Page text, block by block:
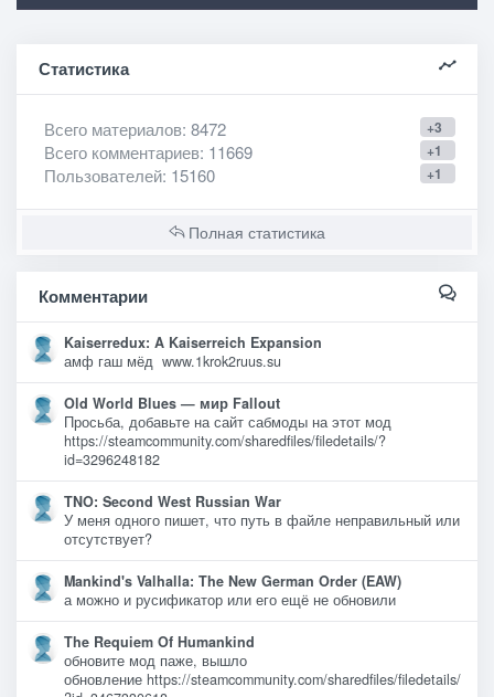
Статистика
+3
Всего материалов: 8472
+1
Всего комментариев: 11669
+1
Пользователей: 15160
Полная статистика
Комментарии
Kaiserredux: A Kaiserreich Expansion
амф гаш мёд www.1krok2ruus.su
Old World Blues — мир Fallout
Просьба, добавьте на сайт сабмоды на этот мод
https://steamcommunity.com/sharedfiles/filedetails/?
id=3296248182
TNO: Second West Russian War
У меня одного пишет, что путь в файле неправильный или
отсутствует?
Mankind's Valhalla: The New German Order (EAW)
а можно и русификатор или его ещё не обновили
The Requiem Of Humankind
обновите мод паже, вышло
обновление https://steamcommunity.com/sharedfiles/filedetails/